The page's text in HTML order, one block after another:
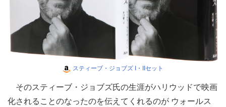
スティーブ・ジョブズ I・IIセット
そのスティーブ・ジョブズ氏の生涯がハリウッドで映画
化されることのなったのを伝えてくれるのが ウォールス